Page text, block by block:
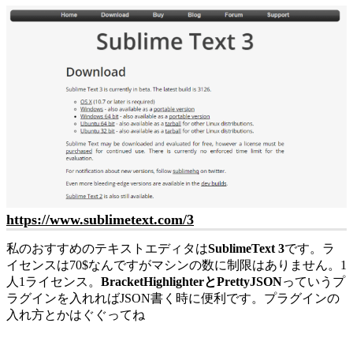
https://www.sublimetext.com/3
私のおすすめのテキストエディタはSublimeText 3です。ラ
イセンスは70$なんですがマシンの数に制限はありません。1
人1ライセンス。 BracketHighlighterとPrettyJSONっていうプ
ラグインを入れればJSON書く時に便利です。プラグインの
入れ方とかはぐぐってね